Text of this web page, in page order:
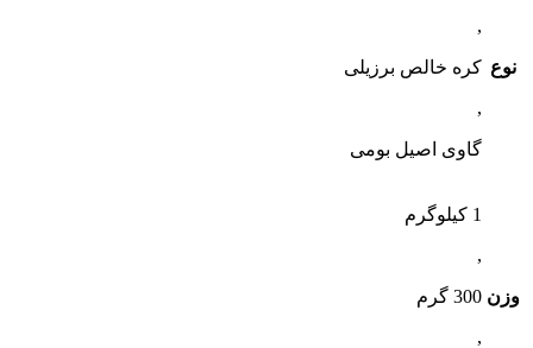
نوع
,
کره خالص برزیلی
,
گاوی اصیل بومی
وزن
1 کیلوگرم
,
300 گرم
,